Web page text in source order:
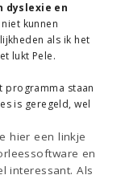
dyslexie en
kunnen
als ik het
lukt Pele.
programma staan
is geregeld, wel
hier een linkje
en
interessant. Als